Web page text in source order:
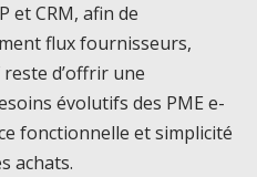
et CRM, afin de
flux fournisseurs,
d’offrir une
évolutifs des PME e-
fonctionnelle et simplicité
achats.